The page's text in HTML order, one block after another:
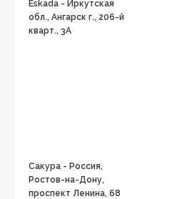
Eskada - Иркутская
обл., Ангарск г., 206-й
кварт., 3А
Сакура - Россия,
Ростов-на-Дону,
проспект Ленина, 68